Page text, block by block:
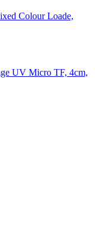
Colour Loade,
UV Micro TF, 4cm,